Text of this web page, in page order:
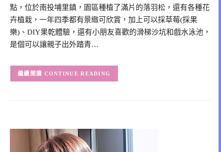
點，位於南投埔里鎮，園區種植了滿片的落羽松，還有各種花
卉植栽，一年四季都有景緻可欣賞，加上可以採草莓(採果
樂)、DIY果乾體驗，還有小朋友喜歡的滑梯沙坑和戲水泳池，
是個可以讓親子出外踏青…
CONTINUE READING